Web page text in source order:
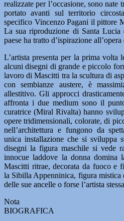
realizzate per l’occasione, sono nate
portato avanti sul territorio
specifico Vincenzo Pagani il pittore
La sua riproduzione di Santa Lucia
paese ha tratto d’ispirazione
L’artista presenta per la prima volta
alcuni disegni di grande e piccolo
lavoro di Mascitti tra la scultura di
con sembianze austere, è
allestitivo. Gli approcci
affronta i due medium sono il
curatrice (Miral Rivalta) hanno
opere tridimensionali, colorate, di
nell’architettura e fungono da
unica installazione che si
disegni la figura maschile si vede
innocue laddove la donna domina
Mascitti ritrae, decorata da fuoco e
la Sibilla Appenninica, figura
delle sue ancelle o forse l’artista
Nota
BIOGRAFICA